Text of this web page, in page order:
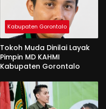
Kabupaten Gorontalo
Tokoh Muda Dinilai Layak
Pimpin MD KAHMI
Kabupaten Gorontalo